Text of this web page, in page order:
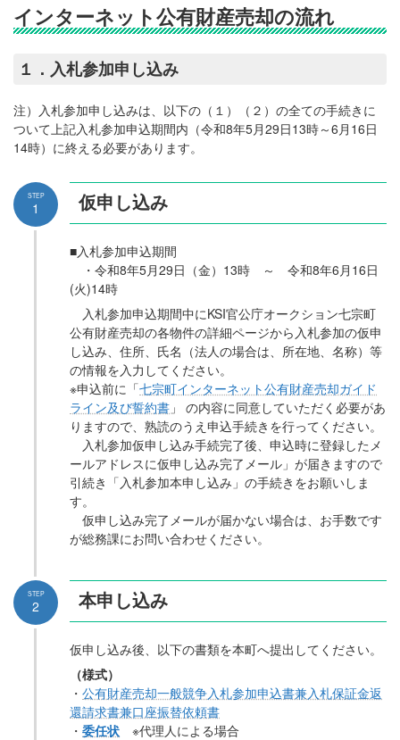
インターネット公有財産売却の流れ
１．入札参加申し込み
注）入札参加申し込みは、以下の（１）（２）の全ての手続きに
ついて上記入札参加申込期間内（令和8年5月29日13時～6月16日
14時）に終える必要があります。
仮申し込み
■入札参加申込期間
・令和8年5月29日（金）13時 ～ 令和8年6月16日
(火)14時
入札参加申込期間中にKSI官公庁オークション七宗町
公有財産売却の各物件の詳細ページから入札参加の仮申
し込み、住所、氏名（法人の場合は、所在地、名称）等
の情報を入力してください。
※申込前に「七宗町インターネット公有財産売却ガイド
ライン及び誓約書 」 の内容に同意していただく必要があ
りますので、熟読のうえ申込手続きを行ってください。
入札参加仮申し込み手続完了後、申込時に登録したメ
ールアドレスに仮申し込み完了メール」が届きますので
引続き「入札参加本申し込み」の手続きをお願いしま
す。
仮申し込み完了メールが届かない場合は、お手数です
が総務課にお問い合わせください。
STEP
1
本申し込み
仮申し込み後、以下の書類を本町へ提出してください。
（様式）
・ 公有財産売却一般競争入札参加申込書兼入札保証金返
還請求書兼口座振替依頼書
・ 委任状 ※代理人による場合
STEP
2